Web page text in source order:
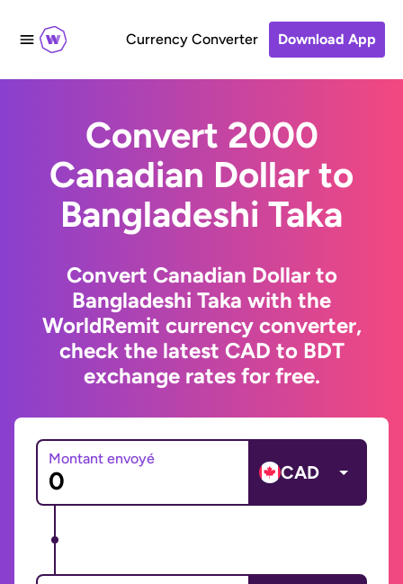
Currency Converter Download App
Convert 2000
Canadian Dollar to
Bangladeshi Taka
Convert Canadian Dollar to
Bangladeshi Taka with the
WorldRemit currency converter,
check the latest CAD to BDT
exchange rates for free.
Montant envoyé
CAD